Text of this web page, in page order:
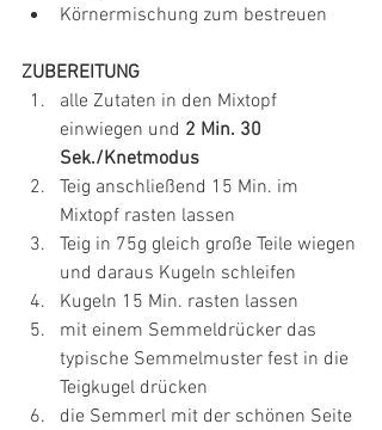
Körnermischung zum bestreuen
ZUBEREITUNG
alle Zutaten in den Mixtopf
einwiegen und 2 Min. 30
Sek./Knetmodus
Teig anschließend 15 Min. im
Mixtopf rasten lassen
Teig in 75g gleich große Teile wiegen
und daraus Kugeln schleifen
Kugeln 15 Min. rasten lassen
mit einem Semmeldrücker das
typische Semmelmuster fest in die
Teigkugel drücken
die Semmerl mit der schönen Seite